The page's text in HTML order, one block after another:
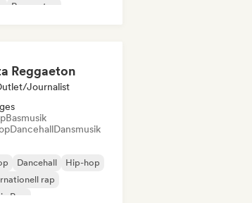
Reggaeton
Reggaeton
Journalist
Basmusik
DancehallDansmusik
Dancehall
Hip-hop
rap
Pop